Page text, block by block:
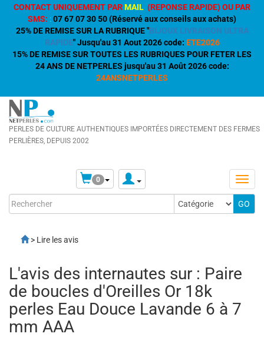
CONTACT UNIQUEMENT PARMAIL (REPONSE RAPIDE) OU PAR
SMS: :07 67 07 30 50 (Réservé aux conseils aux achats)
25% DE REMISE SUR LA RUBRIQUE "BIJOUX LIVRAISON ULTRA
RAPIDE" Jusqu'au 31 Aout 2026 code: ETE2026
15% DE REMISE SUR TOUTES LES RUBRIQUES POUR FETER LES
24 ANS DE NETPERLES jusqu'au 31 Août 2026 code:
24ANSNETPERLES
PERLES DE CULTURE AUTHENTIQUES IMPORTÉES DIRECTEMENT DES FERMES
PERLIÈRES, DEPUIS 2002
0
> Lire les avis
L'avis des internautes sur : Paire
de boucles d'Oreilles Or 18k
perles Eau Douce Lavande 6 à 7
mm AAA